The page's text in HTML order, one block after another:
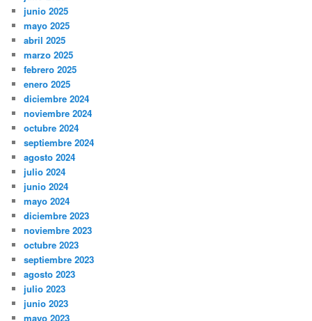
junio 2025
mayo 2025
abril 2025
marzo 2025
febrero 2025
enero 2025
diciembre 2024
noviembre 2024
octubre 2024
septiembre 2024
agosto 2024
julio 2024
junio 2024
mayo 2024
diciembre 2023
noviembre 2023
octubre 2023
septiembre 2023
agosto 2023
julio 2023
junio 2023
mayo 2023